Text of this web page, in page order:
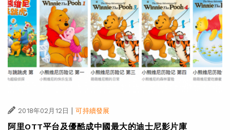
2018年02月12日 | 可持續發展
阿里OTT平台及優酷成中國最大的迪士尼影片庫